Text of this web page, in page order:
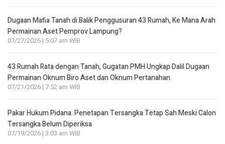
Dugaan Mafia Tanah di Balik Penggusuran 43 Rumah, Ke Mana Arah
Permainan Aset Pemprov Lampung?
07/27/2026 | 5:07 am WIB
43 Rumah Rata dengan Tanah, Gugatan PMH Ungkap Dalil Dugaan
Permainan Oknum Biro Aset dan Oknum Pertanahan
07/21/2026 | 7:52 am WIB
Pakar Hukum Pidana: Penetapan Tersangka Tetap Sah Meski Calon
Tersangka Belum Diperiksa
07/19/2026 | 3:03 am WIB